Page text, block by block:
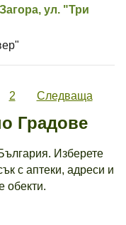
ул. "Три
2
Следваща
Градове
Изберете
с аптеки, адреси и
обекти.